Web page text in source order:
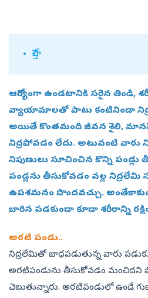
హెల్త్‌
ఆరోగ్యంగా ఉండటానికి సరైన తిండి,
వ్యాయామాలతో పాటు కంటినిండా
అయితే కొంతమంది జీవన శైలి,
నిద్రపోవడం లేదు. అటువంటి వారు
నిపుణులు సూచించిన కొన్ని పండ్లు
పండ్లను తీసుకోవడం వల్ల
ఉపశమనం పొందవచ్చు.
బారిన పడకుండా కూడా శరీరాన్ని
అరటి పండు..
నిద్రలేమితో బాధపడుతున్న వారు
అరటిపండును తీసుకోవడం మంచిదని
చెబుతున్నారు. అరటిపండులో ఉండే